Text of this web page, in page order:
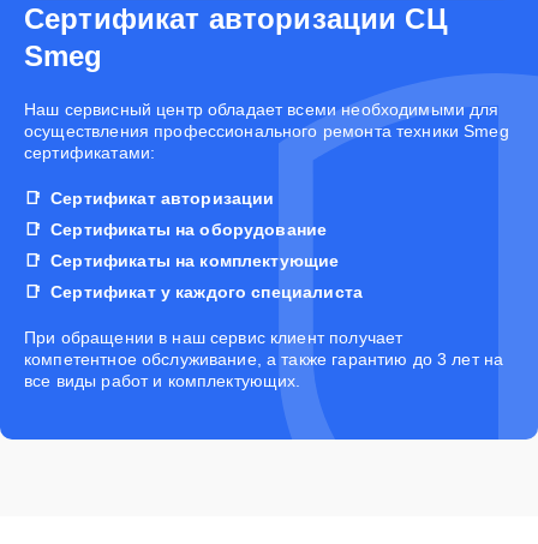
Сертификат авторизации СЦ
Smeg
Наш сервисный центр обладает всеми необходимыми для
осуществления профессионального ремонта техники Smeg
сертификатами:
Сертификат авторизации
Сертификаты на оборудование
Сертификаты на комплектующие
Сертификат у каждого специалиста
При обращении в наш сервис клиент получает
компетентное обслуживание, а также гарантию до 3 лет на
все виды работ и комплектующих.